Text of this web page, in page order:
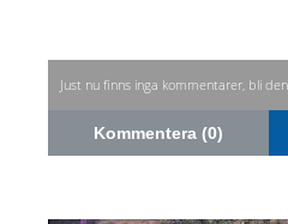
Just nu finns inga kommentarer, bli
Kommentera (0)